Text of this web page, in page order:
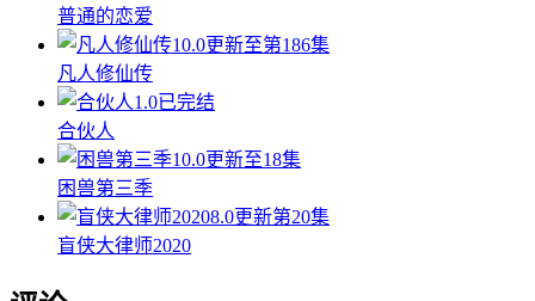
普通的恋爱
10.0更新至第186集
凡人修仙传
1.0已完结
合伙人
10.0更新至18集
困兽第三季
8.0更新第20集
盲侠大律师2020